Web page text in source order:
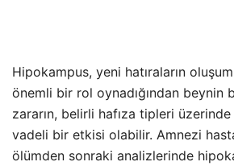
Hipokampus, yeni hatıraların
önemli bir rol oynadığından beynin
zararın, belirli hafıza tipleri
vadeli bir etkisi olabilir. Amnezi
ölümden sonraki analizlerinde